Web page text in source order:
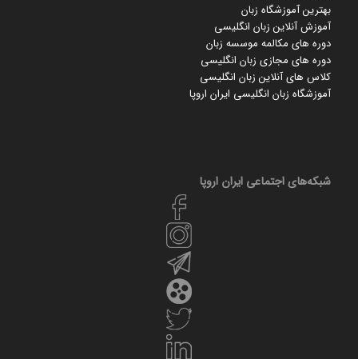
بهترین آموزشگاه زبان
آموزش آنلاین زبان انگلیسی
دوره های مکالمه موسسه زبان
دوره های مجازی زبان انگلیسی
کلاس های آنلاین زبان انگلیسی
آموزشگاه زبان انگلیسی ایران اروپا
شبکه‌های اجتماعی ایران‌ اروپا